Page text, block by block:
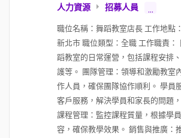
人力資源 招募人員 ...
職位名稱：舞蹈教室店長 工作地點
新北市 職位類型：全職 工作職責：
蹈教室的日常運營，包括課程安排
護等。 團隊管理：領導和激勵教室
作人員，確保團隊協作順利。 學員
客戶服務，解決學員和家長的問題
課程管理：監控課程質量，根據學
容，確保教學效果。 銷售與推廣：